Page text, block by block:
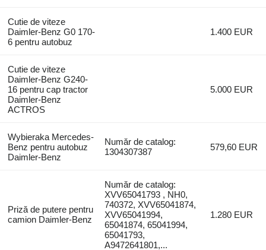
Cutie de viteze
Daimler-Benz G0 170-
6 pentru autobuz
1.400 EUR
Cutie de viteze
Daimler-Benz G240-
16 pentru cap tractor
Daimler-Benz
ACTROS
5.000 EUR
Wybieraka Mercedes-
Benz pentru autobuz
Daimler-Benz
Număr de catalog:
1304307387
579,60 EUR
Priză de putere pentru
camion Daimler-Benz
Număr de catalog:
XVV65041793 , NH0,
740372, XVV65041874,
XVV65041994,
65041874, 65041994,
65041793,
A9472641801,...
1.280 EUR